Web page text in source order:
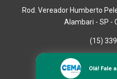
Rod. Vereador Humberto
Alambari - SP -
(15)
Olá! Fale